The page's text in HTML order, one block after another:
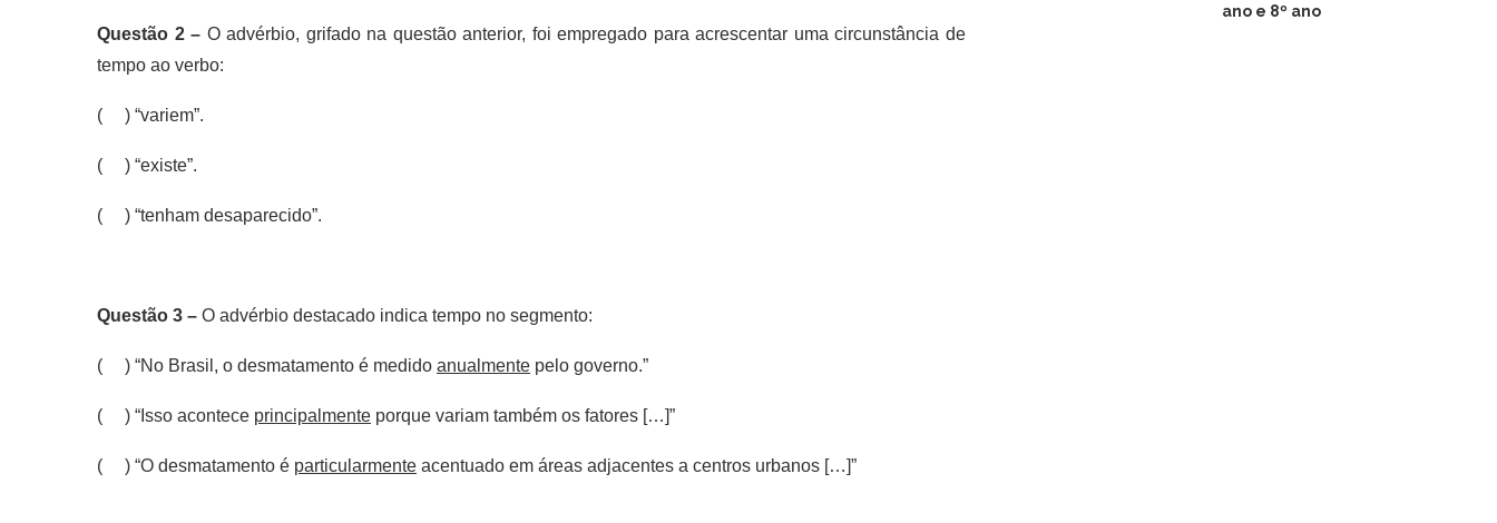
Questão 2 – O advérbio, grifado na questão anterior, foi empregado para acrescentar uma circunstância de
tempo ao verbo:
( ) “variem”.
( ) “existe”.
( ) “tenham desaparecido”.
Questão 3 – O advérbio destacado indica tempo no segmento:
( ) “No Brasil, o desmatamento é medido anualmente pelo governo.”
( ) “Isso acontece principalmente porque variam também os fatores […]”
( ) “O desmatamento é particularmente acentuado em áreas adjacentes a centros urbanos […]”
ano e 8º ano